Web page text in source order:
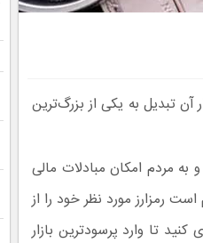
تبدیل به یکی از بزرگ‌ترین
به مردم امکان مبادلات مالی
است رمزارز مورد نظر خود را از
تا وارد پرسودترین بازار